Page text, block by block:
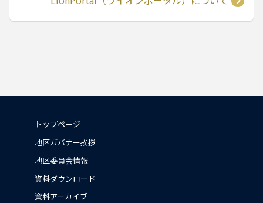
トップページ
地区ガバナー挨拶
地区委員会情報
資料ダウンロード
資料アーカイブ